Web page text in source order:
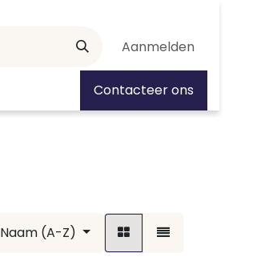
Aanmelden
Contacteer ons
Naam (A-Z)